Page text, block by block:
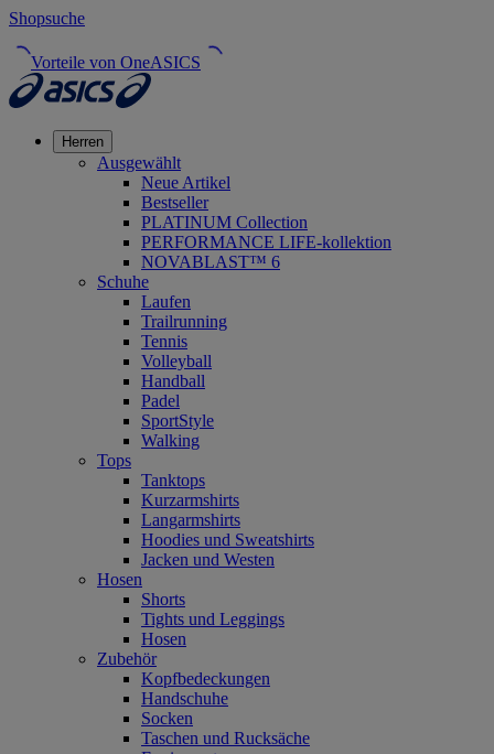
Shopsuche
Vorteile von OneASICS
Herren
Ausgewählt
Neue Artikel
Bestseller
PLATINUM Collection
PERFORMANCE LIFE-kollektion
NOVABLAST™ 6
Schuhe
Laufen
Trailrunning
Tennis
Volleyball
Handball
Padel
SportStyle
Walking
Tops
Tanktops
Kurzarmshirts
Langarmshirts
Hoodies und Sweatshirts
Jacken und Westen
Hosen
Shorts
Tights und Leggings
Hosen
Zubehör
Kopfbedeckungen
Handschuhe
Socken
Taschen und Rucksäche